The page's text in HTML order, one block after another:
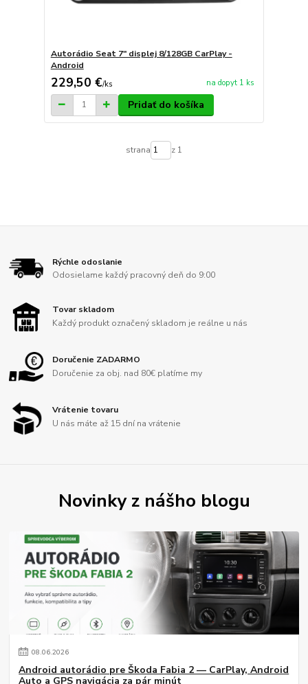
Autorádio Seat 7" displej 8/128GB CarPlay -
Android
229,50 €/ks na dopyt 1 ks
Pridať do košíka
strana z 1
Rýchle odoslanie
Odosielame každý pracovný deň do 9:00
Tovar skladom
Každý produkt označený skladom je reálne u nás
Doručenie ZADARMO
Doručenie za obj. nad 80€ platíme my
Vrátenie tovaru
U nás máte až 15 dní na vrátenie
Novinky z nášho blogu
08.06.2026
Android autorádio pre Škoda Fabia 2 — CarPlay, Android
Auto a GPS navigácia za pár minút